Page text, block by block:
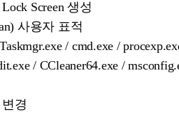
Screen 생성
사용자 표적
/ cmd.exe /
/ CCleaner64.exe /
경